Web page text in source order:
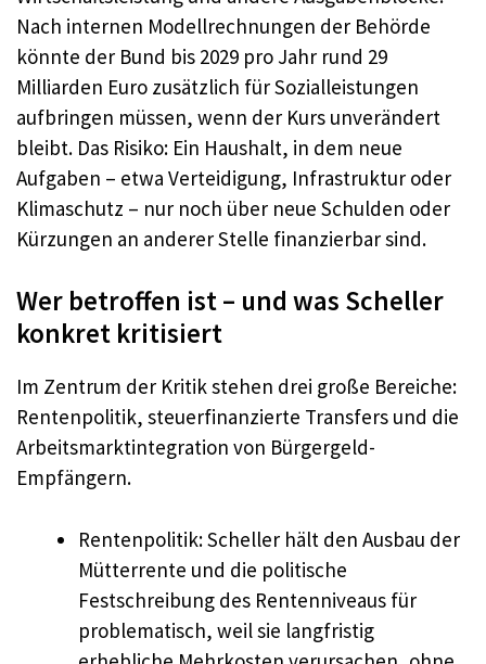
Nach internen Modellrechnungen der Behörde
könnte der Bund bis 2029 pro Jahr rund 29
Milliarden Euro zusätzlich für Sozialleistungen
aufbringen müssen, wenn der Kurs unverändert
bleibt. Das Risiko: Ein Haushalt, in dem neue
Aufgaben – etwa Verteidigung, Infrastruktur oder
Klimaschutz – nur noch über neue Schulden oder
Kürzungen an anderer Stelle finanzierbar sind.
Wer betroffen ist – und was Scheller
konkret kritisiert
Im Zentrum der Kritik stehen drei große Bereiche:
Rentenpolitik, steuerfinanzierte Transfers und die
Arbeitsmarktintegration von Bürgergeld-
Empfängern.
Rentenpolitik: Scheller hält den Ausbau der
Mütterrente und die politische
Festschreibung des Rentenniveaus für
problematisch, weil sie langfristig